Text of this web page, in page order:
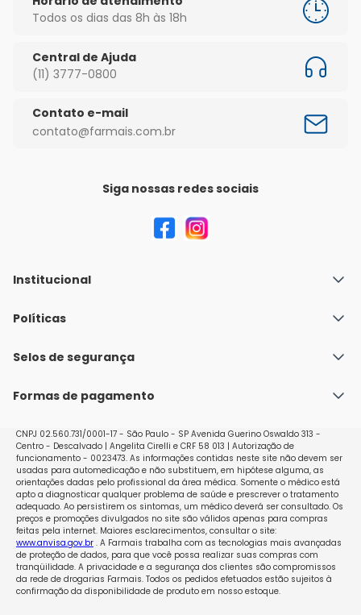
Todos os dias das 8h às 18h
Central de Ajuda
(11) 3777-0800
Contato e-mail
contato@farmais.com.br
Siga nossas redes sociais
Institucional
Quem Somos
Nossas lojas
Políticas
Política de Envio
Políticas de Trocas e Devoluções
Selos de segurança
Formas de pagamento
CNPJ 02.560.731/0001-17 - São Paulo - SP Avenida Guerino Oswaldo 313 -
Centro - Descalvado | Angelita Cirelli e CRF 58 013 | Autorização de
funcionamento - 0023473. As informações contidas neste site não devem ser
usadas para automedicação e não substituem, em hipótese alguma, as
orientações dadas pelo profissional da área médica. Somente o médico está
apto a diagnosticar qualquer problema de saúde e prescrever o tratamento
adequado. Ao persistirem os sintomas, um médico deverá ser consultado. Os
preços e promoções divulgados no site são válidos apenas para compras
feitas pela internet. Maiores esclarecimentos, consultar o site:
www.anvisa.gov.br. A Farmais trabalha com as tecnologias mais avançadas
de proteção de dados, para que você possa realizar suas compras com
tranqüilidade. A privacidade e a segurança dos clientes são compromissos
da rede de drogarias Farmais. Todos os pedidos efetuados estão sujeitos à
confirmação da disponibilidade de produto em nosso estoque.